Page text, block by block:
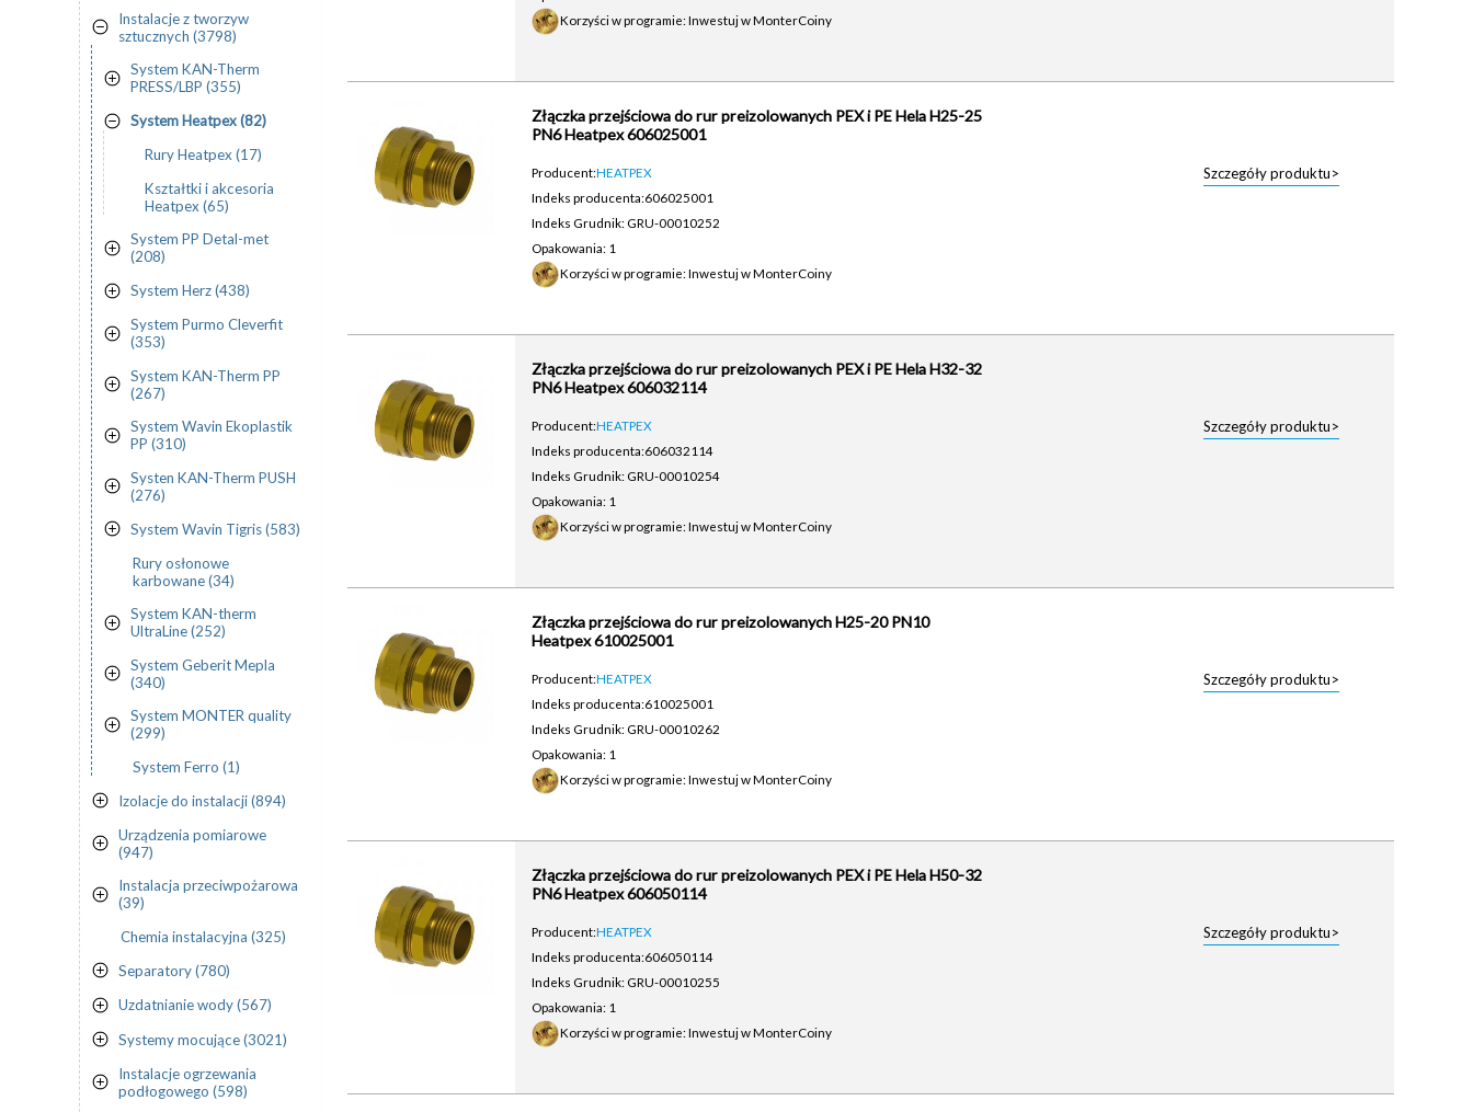
Instalacje z tworzyw
sztucznych (3798)
System KAN-Therm
PRESS/LBP (355)
System Heatpex (82)
Rury Heatpex (17)
Kształtki i akcesoria
Heatpex (65)
System PP Detal-met
(208)
System Herz (438)
System Purmo Cleverfit
(353)
System KAN-Therm PP
(267)
System Wavin Ekoplastik
PP (310)
Systen KAN-Therm PUSH
(276)
System Wavin Tigris (583)
Rury osłonowe
karbowane (34)
System KAN-therm
UltraLine (252)
System Geberit Mepla
(340)
System MONTER quality
(299)
System Ferro (1)
Izolacje do instalacji (894)
Urządzenia pomiarowe
(947)
Instalacja przeciwpożarowa
(39)
Chemia instalacyjna (325)
Separatory (780)
Uzdatnianie wody (567)
Systemy mocujące (3021)
Instalacje ogrzewania
podłogowego (598)
Korzyści w programie: Inwestuj w MonterCoiny
Złączka przejściowa do rur preizolowanych PEX i PE Hela H25-25
PN6 Heatpex 606025001
Producent:HEATPEX
Indeks producenta:606025001
Indeks Grudnik: GRU-00010252
Opakowania: 1
Korzyści w programie: Inwestuj w MonterCoiny
Szczegóły produktu>
Złączka przejściowa do rur preizolowanych PEX i PE Hela H32-32
PN6 Heatpex 606032114
Producent:HEATPEX
Indeks producenta:606032114
Indeks Grudnik: GRU-00010254
Opakowania: 1
Korzyści w programie: Inwestuj w MonterCoiny
Szczegóły produktu>
Złączka przejściowa do rur preizolowanych H25-20 PN10
Heatpex 610025001
Producent:HEATPEX
Indeks producenta:610025001
Indeks Grudnik: GRU-00010262
Opakowania: 1
Korzyści w programie: Inwestuj w MonterCoiny
Szczegóły produktu>
Złączka przejściowa do rur preizolowanych PEX i PE Hela H50-32
PN6 Heatpex 606050114
Producent:HEATPEX
Indeks producenta:606050114
Indeks Grudnik: GRU-00010255
Opakowania: 1
Korzyści w programie: Inwestuj w MonterCoiny
Szczegóły produktu>